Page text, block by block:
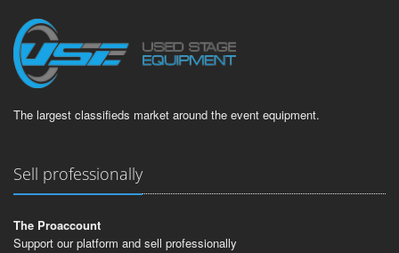
The largest classifieds market around the event equipment.
Sell professionally
The Proaccount
Support our platform and sell professionally